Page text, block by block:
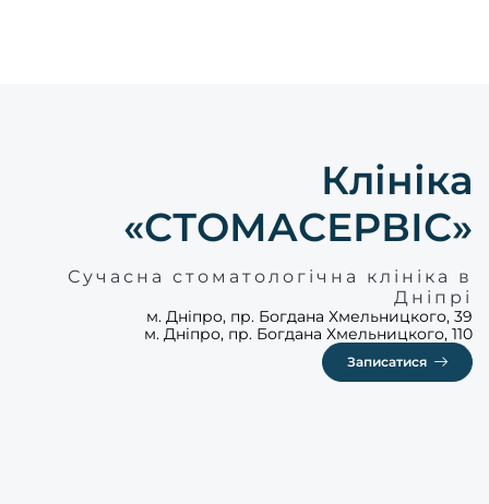
Клініка
«СТОМАСЕРВІС»
Сучасна стоматологічна клініка в
Дніпрі
м. Дніпро, пр. Богдана Хмельницкого, 39
м. Дніпро, пр. Богдана Хмельницкого, 110
Записатися